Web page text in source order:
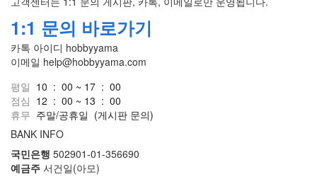
1:1 문의 바로가기
카톡 아이디 hobbyyama
이메일 help@hobbyyama.com
평일 10 : 00 ~ 17 : 00
점심 12 : 00 ~ 13 : 00
휴무 주말/공휴일 (게시판 문의)
BANK INFO
국민은행 502901-01-356690
예금주 서건일(아모)